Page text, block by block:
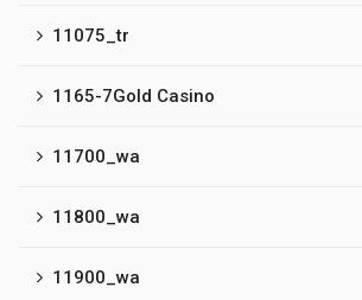
11075_tr
1165-7Gold Casino
11700_wa
11800_wa
11900_wa